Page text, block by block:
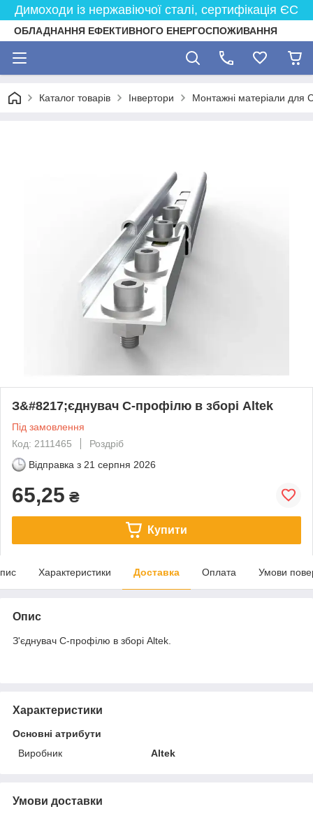
Димоходи із нержавіючої сталі, сертифікація ЄС
ОБЛАДНАННЯ ЕФЕКТИВНОГО ЕНЕРГОСПОЖИВАННЯ
Каталог товарів Інвертори Монтажні матеріали для
З&#8217;єднувач С-профілю в зборі Altek
Під замовлення
Код: 2111465
Роздріб
Відправка з 21 серпня 2026
65,25 ₴
Купити
Характеристики Доставка Оплата Умови
Опис
З'єднувач С-профілю в зборі Altek.
Характеристики
Основні атрибути
Виробник
Altek
Умови доставки